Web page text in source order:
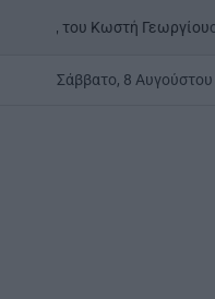
Γεωργίουon6 Αυγούστου
Σάββατο, 8